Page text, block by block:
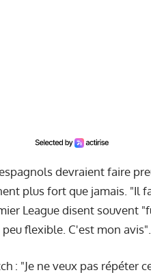
devraient faire
plus fort que jamais. "Il
League disent souvent
flexible. C'est mon avis".
: "Je ne veux pas répéter